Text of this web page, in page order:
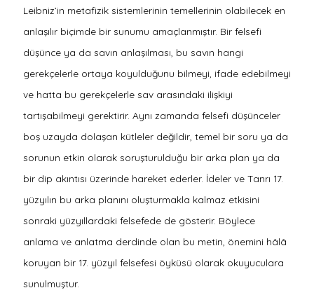
Leibniz’in metafizik sistemlerinin temellerinin olabilecek en
anlaşılır biçimde bir sunumu amaçlanmıştır. Bir felsefi
düşünce ya da savın anlaşılması, bu savın hangi
gerekçelerle ortaya koyulduğunu bilmeyi, ifade edebilmeyi
ve hatta bu gerekçelerle sav arasındaki ilişkiyi
tartışabilmeyi gerektirir. Aynı zamanda felsefi düşünceler
boş uzayda dolaşan kütleler değildir, temel bir soru ya da
sorunun etkin olarak soruşturulduğu bir arka plan ya da
bir dip akıntısı üzerinde hareket ederler. İdeler ve Tanrı 17.
yüzyılın bu arka planını oluşturmakla kalmaz etkisini
sonraki yüzyıllardaki felsefede de gösterir. Böylece
anlama ve anlatma derdinde olan bu metin, önemini hâlâ
koruyan bir 17. yüzyıl felsefesi öyküsü olarak okuyuculara
sunulmuştur.